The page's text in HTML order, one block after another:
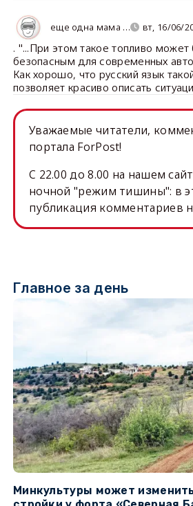
еще одна мама … вт, 16/06/
. "...При этом такое топливо
безопасным для современных
Как хорошо, что русский язык
позволяет красиво описать
Уважаемые читатели,
портала ForPost!
C 22.00 до 8.00 на нашем
ночной "режим тишины": в
публикация комментариев
Главное за день
Минкультуры может